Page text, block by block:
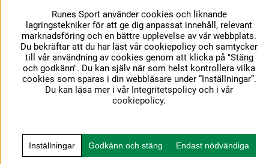
Runes Sport använder cookies och liknande
lagringstekniker för att ge dig anpassat innehåll, relevant
marknadsföring och en bättre upplevelse av vår webbplats.
Du bekräftar att du har läst vår cookiepolicy och samtycker
till vår användning av cookies genom att klicka på "Stäng
och godkänn". Du kan själv när som helst kontrollera vilka
cookies som sparas i din webbläsare under ”Inställningar”.
Du kan läsa mer i vår Integritetspolicy och i vår
cookiepolicy.
Inställningar Godkänn och stäng Endast nödvändiga